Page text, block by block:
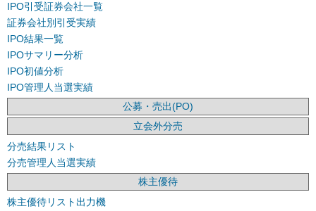
IPO引受証券会社一覧
証券会社別引受実績
IPO結果一覧
IPOサマリー分析
IPO初値分析
IPO管理人当選実績
公募・売出(PO)
立会外分売
分売結果リスト
分売管理人当選実績
株主優待
株主優待リスト出力機